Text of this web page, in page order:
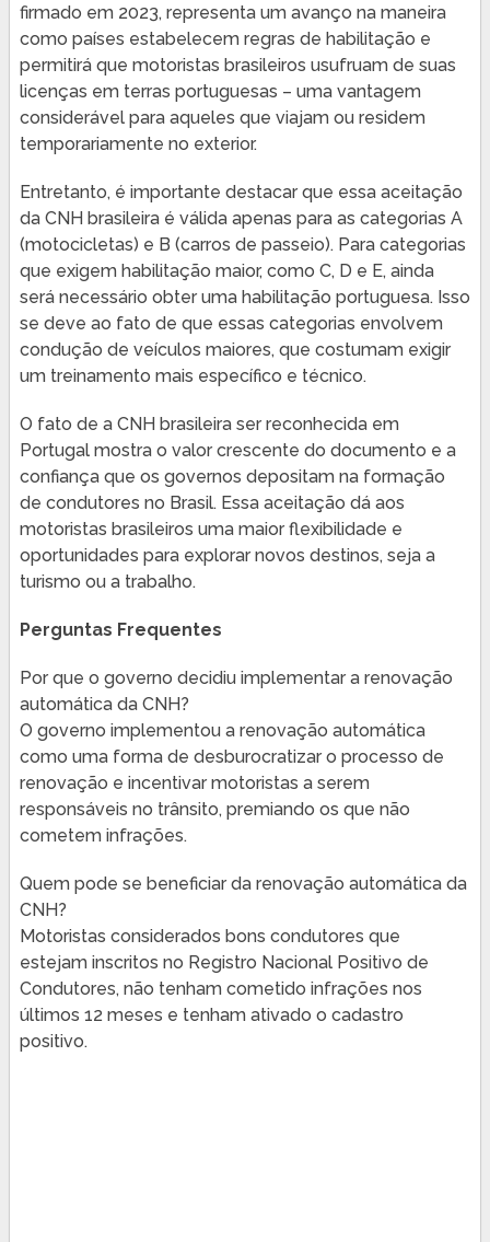
firmado em 2023, representa um avanço na maneira
como países estabelecem regras de habilitação e
permitirá que motoristas brasileiros usufruam de suas
licenças em terras portuguesas – uma vantagem
considerável para aqueles que viajam ou residem
temporariamente no exterior.
Entretanto, é importante destacar que essa aceitação
da CNH brasileira é válida apenas para as categorias A
(motocicletas) e B (carros de passeio). Para categorias
que exigem habilitação maior, como C, D e E, ainda
será necessário obter uma habilitação portuguesa. Isso
se deve ao fato de que essas categorias envolvem
condução de veículos maiores, que costumam exigir
um treinamento mais específico e técnico.
O fato de a CNH brasileira ser reconhecida em
Portugal mostra o valor crescente do documento e a
confiança que os governos depositam na formação
de condutores no Brasil. Essa aceitação dá aos
motoristas brasileiros uma maior flexibilidade e
oportunidades para explorar novos destinos, seja a
turismo ou a trabalho.
Perguntas Frequentes
Por que o governo decidiu implementar a renovação
automática da CNH?
O governo implementou a renovação automática
como uma forma de desburocratizar o processo de
renovação e incentivar motoristas a serem
responsáveis no trânsito, premiando os que não
cometem infrações.
Quem pode se beneficiar da renovação automática da
CNH?
Motoristas considerados bons condutores que
estejam inscritos no Registro Nacional Positivo de
Condutores, não tenham cometido infrações nos
últimos 12 meses e tenham ativado o cadastro
positivo.